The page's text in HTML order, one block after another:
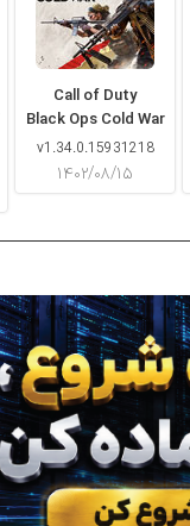
Call of Duty
Black Ops Cold War
v1.34.0.15931218
۱۴۰۲/۰۸/۱۵